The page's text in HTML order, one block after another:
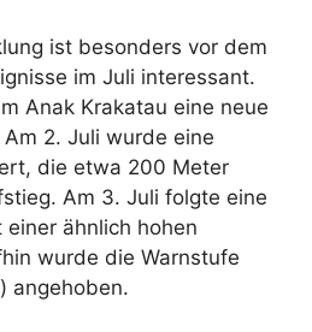
ist besonders vor dem
im Juli interessant.
Anak Krakatau eine neue
2. Juli wurde eine
die etwa 200 Meter
Am 3. Juli folgte eine
einer ähnlich hohen
wurde die Warnstufe
angehoben.